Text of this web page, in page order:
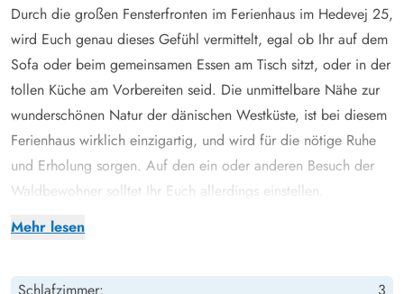
Mehr lesen
Durch die großen Fensterfronten im Ferienhaus im Hedevej 25,
wird Euch genau dieses Gefühl vermittelt, egal ob Ihr auf dem
Sofa oder beim gemeinsamen Essen am Tisch sitzt, oder in der
tollen Küche am Vorbereiten seid. Die unmittelbare Nähe zur
wunderschönen Natur der dänischen Westküste, ist bei diesem
Ferienhaus wirklich einzigartig, und wird für die nötige Ruhe
und Erholung sorgen. Auf den ein oder anderen Besuch der
Waldbewohner solltet Ihr Euch allerdings einstellen.
Die drei Schlafzimmer sind jeweils mit Doppelbetten
Schlafzimmer:
3